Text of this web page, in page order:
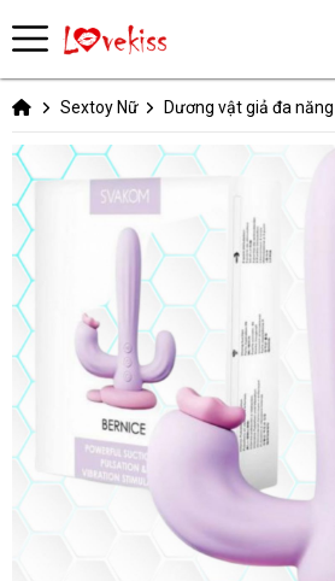
Sextoy Nữ Dương vật giả đa năng